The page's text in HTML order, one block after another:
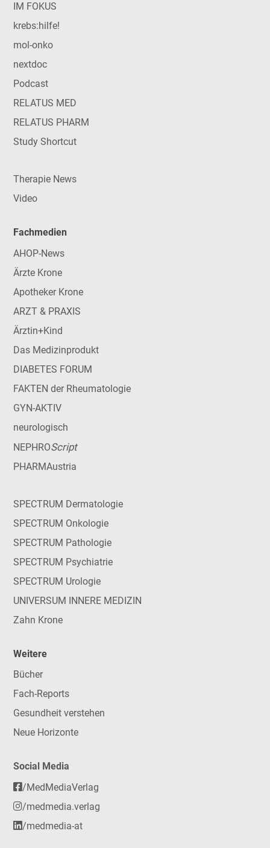
IM FOKUS
krebs:hilfe!
mol-onko
nextdoc
Podcast
RELATUS MED
RELATUS PHARM
Study Shortcut
Therapie News
Video
Fachmedien
AHOP-News
Ärzte Krone
Apotheker Krone
ARZT & PRAXIS
Ärztin+Kind
Das Medizinprodukt
DIABETES FORUM
FAKTEN der Rheumatologie
GYN-AKTIV
neurologisch
NEPHROScript
PHARMAustria
SPECTRUM Dermatologie
SPECTRUM Onkologie
SPECTRUM Pathologie
SPECTRUM Psychiatrie
SPECTRUM Urologie
UNIVERSUM INNERE MEDIZIN
Zahn Krone
Weitere
Bücher
Fach-Reports
Gesundheit verstehen
Neue Horizonte
Social Media
/MedMediaVerlag
/medmedia.verlag
/medmedia-at